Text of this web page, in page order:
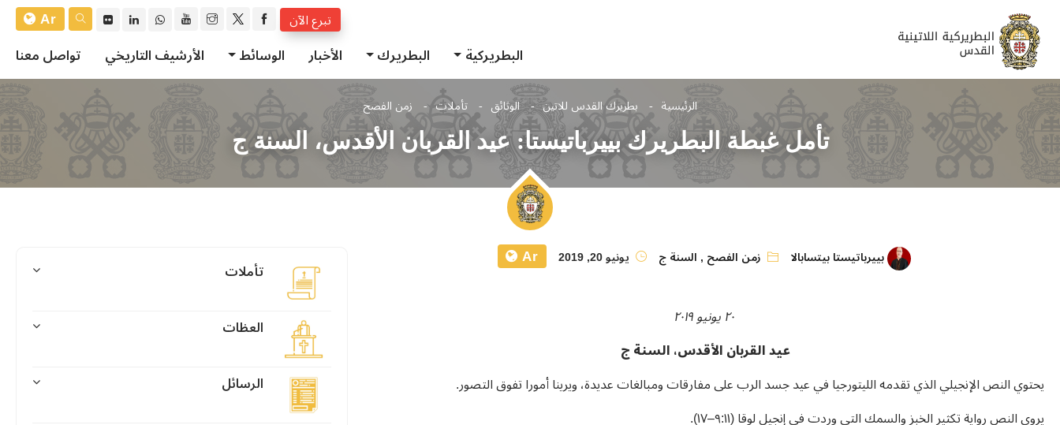
تبرع الآن
Ar
البطريركية
البطريرك الأخبار الوسائط الأرشيف التاريخي تواصل معنا
الرئيسية بطريرك القدس للاتين الوثائق تأملات زمن الفصح
تأمل غبطة البطريرك بييرباتيستا: عيد القربان الأقدس، السنة ج
بييرباتيستا بيتسابالا زمن الفصح , السنة ج يونيو 20, 2019 Ar
٢٠ يونيو ٢٠١٩
عيد القربان الأقدس، السنة ج
يحتوي النص الإنجيلي الذي تقدمه الليتورجيا في عيد جسد الرب على مفارقات ومبالغات عديدة، ويرينا أمورا تفوق التصور.
يروي النص رواية تكثير الخبز والسمك التي وردت في إنجيل لوقا (٩:١١–١٧).
تأملات
العظات
الرسائل